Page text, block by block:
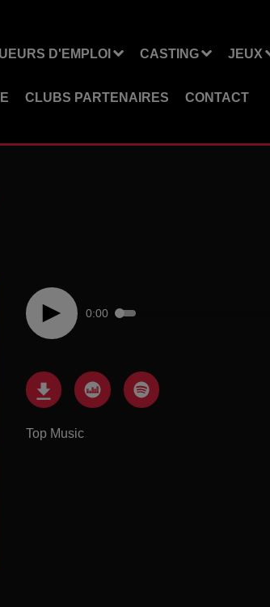
D'EMPLOI CASTING JEUX
CLUBS PARTENAIRES CONTACT
0:00
Top Music